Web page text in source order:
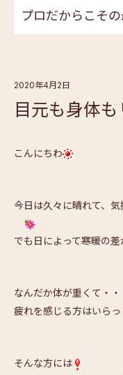
プロだからこそ
2020年4月2日
目元も身体も
こんにちわ
今日は久々に晴れて、
でも日によって寒暖の差
なんだか体が重くて・・
疲れを感じる方はいら
そんな方には